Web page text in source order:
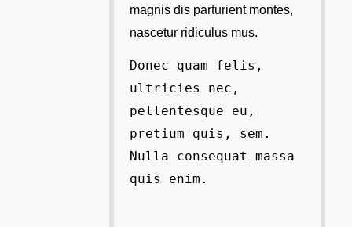
magnis dis parturient montes,
nascetur ridiculus mus.
Donec quam felis,
ultricies nec,
pellentesque eu,
pretium quis, sem.
Nulla consequat massa
quis enim.